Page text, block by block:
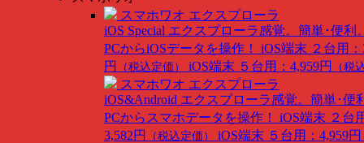
スマホワオ エクスプローラ
iOS Special エクスプローラ感覚。簡単･便利
PCからiOSデータを操作！ iOS端末 ２台用：
円
（税込定価） iOS端末 ５台用：4,959円 （税
スマホワオ エクスプローラ
iOS&Android エクスプローラ感覚。簡単･便
PCからスマホデータを操作！ iOS端末 ２台
3,582円
（税込定価） iOS端末 ５台用：4,959円